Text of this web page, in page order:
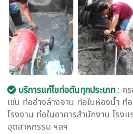
บริการแก้ไขท่อตันทุกประเภท : ค
เช่น ท่ออ่างล้างจาน ท่อในห้องน้ำ
โรงงาน ท่อในอาคารสำนักงาน โรงแ
อุตสาหกรรม ฯลฯ